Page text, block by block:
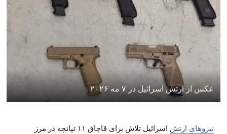
عکس از ارتش اسرائیل در ۷ مه ۲۰۲۶
نیروهای ارتش
اسرائیل تلاش برای قاچاق ۱۱ تپانچه در مرز